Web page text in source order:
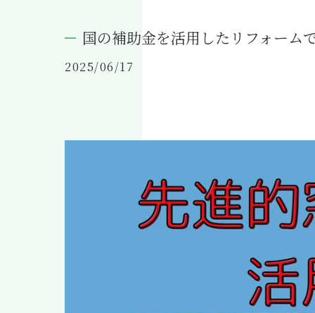
国の補助金を活用したリフォーム
2025/06/17